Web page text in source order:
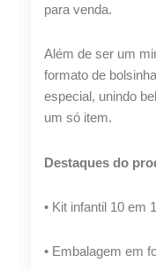
para venda.
Além de ser um
formato de
especial, unindo
um só item.
Destaques do
• Kit infantil 10 em 1
• Embalagem em